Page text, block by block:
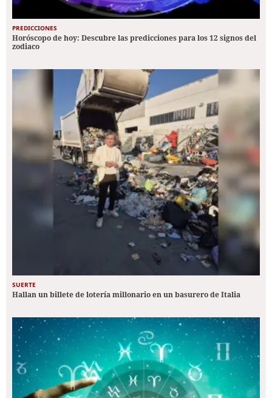
PREDICCIONES
Horóscopo de hoy: Descubre las predicciones para los 12 signos del
zodiaco
SUERTE
Hallan un billete de lotería millonario en un basurero de Italia